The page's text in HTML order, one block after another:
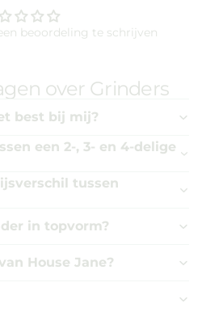
beoordeling te schrijven
over Grinders
best bij mij?
een 2-, 3- en 4-delige
tussen
in topvorm?
House Jane?